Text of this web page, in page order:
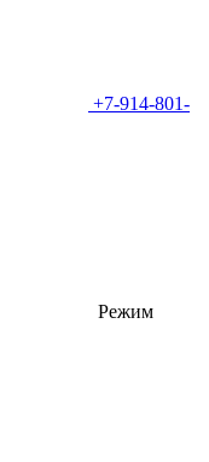
+7-914-801-
Режим